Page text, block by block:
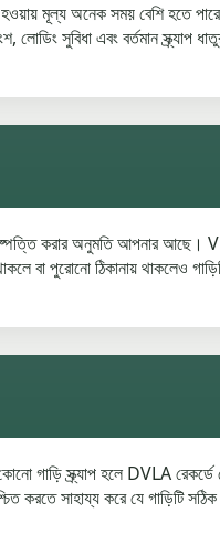
হওয়ায় মূল্য অনেক সময় বেশি হতে
সুবিধা এবং বর্তমান স্ক্র্যাপ
নিষ্পত্তি করার অনুমতি আপনার
বা পুরোনো ঠিকানায় থাকলেও
গাড়ি স্ক্র্যাপ হলে DVLA
করে যে গাড়িটি সঠিক